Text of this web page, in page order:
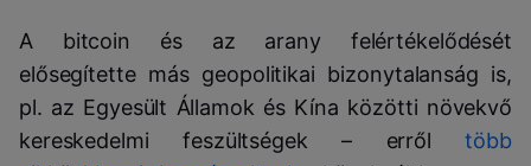
A bitcoin és az arany felértékelődését
elősegítette más geopolitikai bizonytalanság is,
pl. az Egyesült Államok és Kína közötti növekvő
kereskedelmi feszültségek – errőltöbb